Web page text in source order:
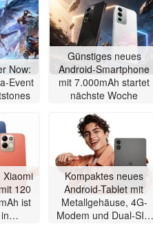
Now:
Event
Günstiges neues
Android-Smartphone
mit 7.000mAh startet
nächste Woche
Xiaomi
120
ist
Kompaktes neues
Android-Tablet mit
Metallgehäuse, 4G-
Modem und Dual-SIM